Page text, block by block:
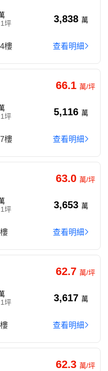
坪
3,838 萬
樓 查看明細
66.1 萬/坪
坪
5,116 萬
樓 查看明細
63.0 萬/坪
坪
3,653 萬
查看明細
62.7 萬/坪
坪
3,617 萬
查看明細
62.3 萬/坪